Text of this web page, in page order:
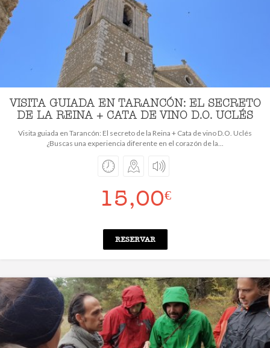
VISITA GUIADA EN TARANCÓN: EL SECRETO
DE LA REINA + CATA DE VINO D.O. UCLÉS
Visita guiada en Tarancón: El secreto de la Reina + Cata de vino D.O. Uclés
¿Buscas una experiencia diferente en el corazón de la...
15,00€
RESERVAR